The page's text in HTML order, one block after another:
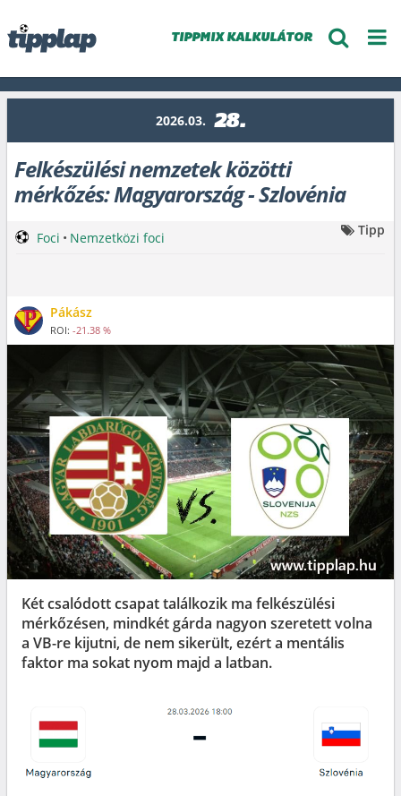
TIPPMIX KALKULÁTOR
2026.03. 28.
Felkészülési nemzetek közötti
mérkőzés: Magyarország - Szlovénia
Pákász
ROI: -21.38 %
Foci • Nemzetközi foci Tipp
Két csalódott csapat találkozik ma felkészülési
mérkőzésen, mindkét gárda nagyon szeretett volna
a VB-re kijutni, de nem sikerült, ezért a mentális
faktor ma sokat nyom majd a latban.